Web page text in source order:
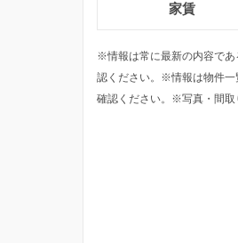
家賃
※情報は常に最新の内容であ
認ください。※情報は物件一
確認ください。※写真・間取